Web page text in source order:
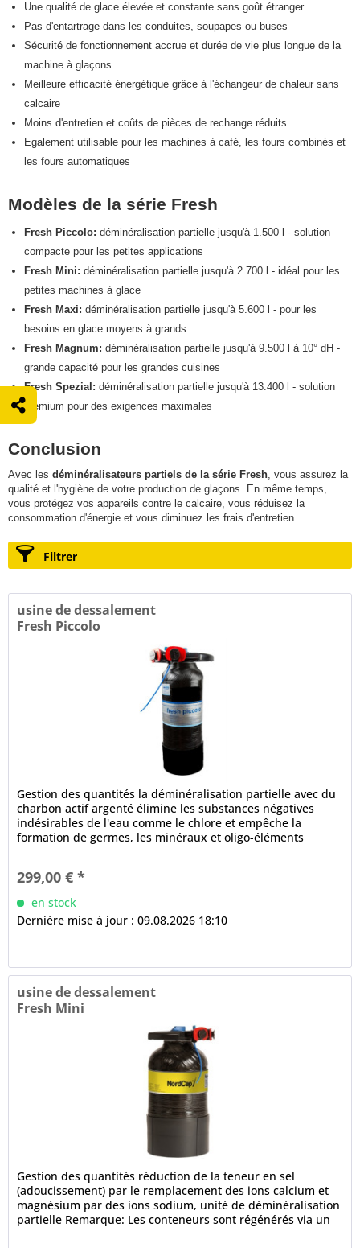
Une qualité de glace élevée et constante sans goût étranger
Pas d'entartrage dans les conduites, soupapes ou buses
Sécurité de fonctionnement accrue et durée de vie plus longue de la
machine à glaçons
Meilleure efficacité énergétique grâce à l'échangeur de chaleur sans
calcaire
Moins d'entretien et coûts de pièces de rechange réduits
Egalement utilisable pour les machines à café, les fours combinés et
les fours automatiques
Modèles de la série Fresh
Fresh Piccolo: déminéralisation partielle jusqu'à 1.500 l - solution
compacte pour les petites applications
Fresh Mini: déminéralisation partielle jusqu'à 2.700 l - idéal pour les
petites machines à glace
Fresh Maxi: déminéralisation partielle jusqu'à 5.600 l - pour les
besoins en glace moyens à grands
Fresh Magnum: déminéralisation partielle jusqu'à 9.500 l à 10° dH -
grande capacité pour les grandes cuisines
Fresh Spezial: déminéralisation partielle jusqu'à 13.400 l - solution
premium pour des exigences maximales
Conclusion
Avec les déminéralisateurs partiels de la série Fresh, vous assurez la
qualité et l'hygiène de votre production de glaçons. En même temps,
vous protégez vos appareils contre le calcaire, vous réduisez la
consommation d'énergie et vous diminuez les frais d'entretien.
Filtrer
usine de dessalement
Fresh Piccolo
Gestion des quantités la déminéralisation partielle avec du
charbon actif argenté élimine les substances négatives
indésirables de l'eau comme le chlore et empêche la
formation de germes, les minéraux et oligo-éléments
299,00 € *
en stock
Dernière mise à jour : 09.08.2026 18:10
usine de dessalement
Fresh Mini
Gestion des quantités réduction de la teneur en sel
(adoucissement) par le remplacement des ions calcium et
magnésium par des ions sodium, unité de déminéralisation
partielle Remarque: Les conteneurs sont régénérés via un